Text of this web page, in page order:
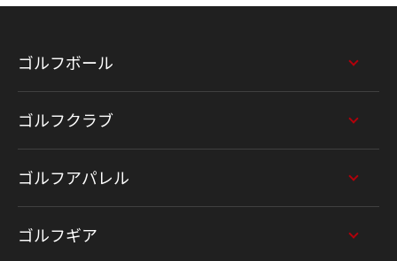
ゴルフボール
ゴルフクラブ
ゴルフアパレル
ゴルフギア